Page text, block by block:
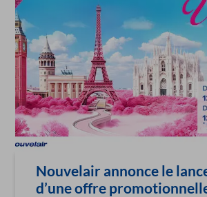
Nouvelair annonce le
d’une offre